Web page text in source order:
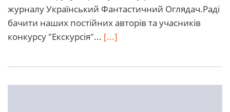
журналу Український Фантастичний Оглядач.Раді
бачити наших постійних авторів та учасників
конкурсу "Екскурсія"... [...]